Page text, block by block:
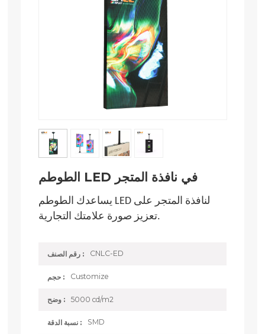
الطوطم LED في نافذة المتجر
يساعدك الطوطم LED لنافذة المتجر على
تعزيز صورة علامتك التجارية.
رقم الصنف : CNLC-ED
حجم : Customize
وضح : 5000 cd/m2
نسبة الدقة : SMD